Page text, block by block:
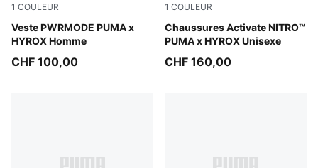
1 COULEUR
Veste PWRMODE PUMA x
HYROX Homme
Puma Black
CHF 100,00
1 COULEUR
Chaussures Activate NITRO™
PUMA x HYROX Unisexe
Intense Mint-Light
CHF 160,00